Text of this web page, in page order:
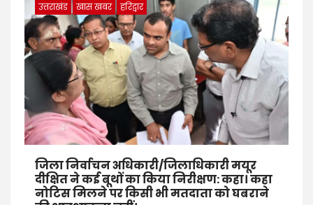
उत्तराखंड खास खबर हरिद्वार
जिला निर्वाचन अधिकारी/जिलाधिकारी मयूर
दीक्षित ने कई बूथों का किया निरीक्षण: कहा। कहा
नोटिस मिलने पर किसी भी मतदाता को घबराने